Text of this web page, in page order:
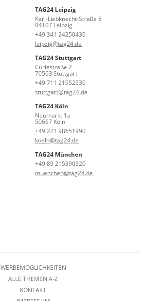
TAG24 Leipzig
Karl-Liebknecht-Straße 8
04107 Leipzig
+49 341 24250430
leipzig@tag24.de
TAG24 Stuttgart
Curiestraße 2
70563 Stuttgart
+49 711 21952530
stuttgart@tag24.de
TAG24 Köln
Neumarkt 1a
50667 Köln
+49 221 98651990
koeln@tag24.de
TAG24 München
+49 89 215390320
muenchen@tag24.de
WERBEMÖGLICHKEITEN
ALLE THEMEN A-Z
KONTAKT